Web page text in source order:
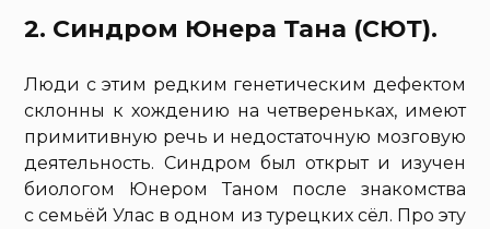
2. Синдром Юнера Тана (СЮТ).
Люди с этим редким генетическим дефектом
склонны к хождению на четвереньках, имеют
примитивную речь и недостаточную мозговую
деятельность. Синдром был открыт и изучен
биологом Юнером Таном после знакомства
с семьёй Улас в одном из турецких сёл. Про эту